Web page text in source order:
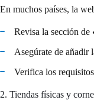
En muchos países, la
Revisa la sección de
Asegúrate de añadir
Verifica los
2. Tiendas físicas y